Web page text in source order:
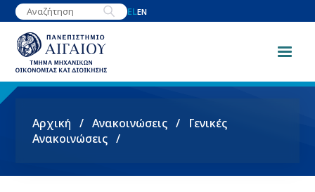
Παράκαμψη
προς
κυρίως
περιεχόμενο
ELEN
Breadcrumb
Αρχική Ανακοινώσεις
Γενικές
Ανακοινώσεις